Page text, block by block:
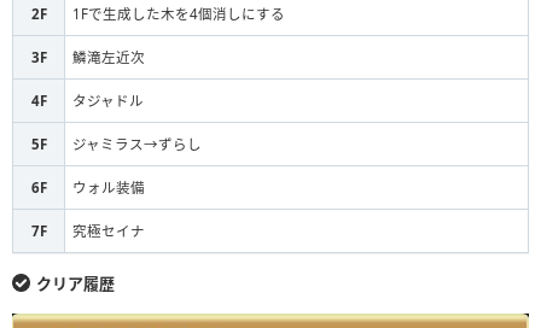
S デスファリオン
S ジャミラス
S 究極ヴァルキリーCIEL
2F 1Fで生成した木を4個消しにする
3F 鱗滝左近次
4F タジャドル
5F ジャミラス→ずらし
6F ウォル装備
7F 究極セイナ
クリア履歴